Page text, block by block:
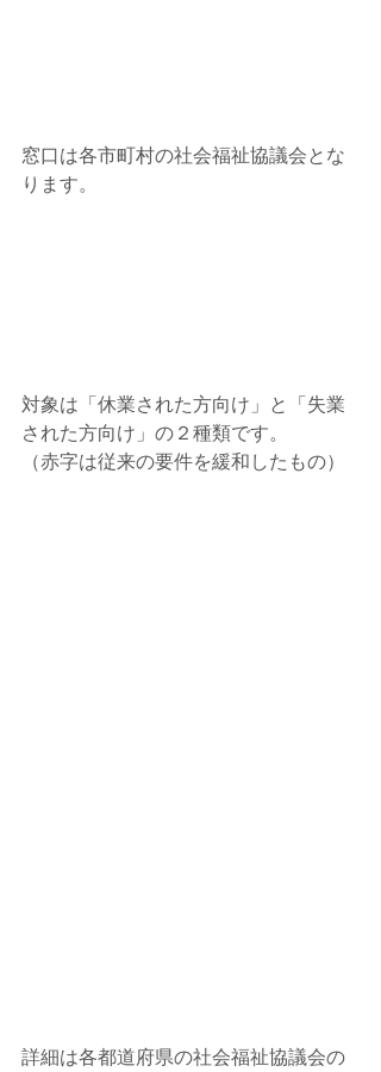
窓口は各市町村の社会福祉協議会とな
ります。
対象は「休業された方向け」と「失業
された方向け」の２種類です。
（赤字は従来の要件を緩和したもの）
詳細は各都道府県の社会福祉協議会の